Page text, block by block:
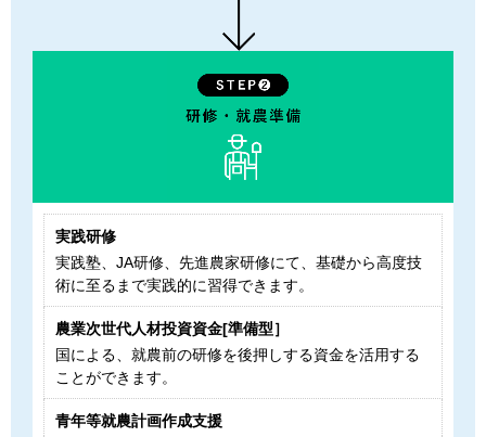
実践研修
実践塾、JA研修、先進農家研修にて、基礎から高度技
術に至るまで実践的に習得できます。
農業次世代人材投資資金[準備型］
国による、就農前の研修を後押しする資金を活用する
ことができます。
青年等就農計画作成支援